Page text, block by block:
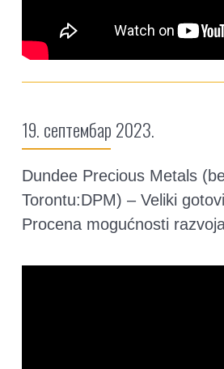
19. септембар 2023.
Dundee Precious Metals
Torontu:DPM) – Veliki
Procena mogućnosti